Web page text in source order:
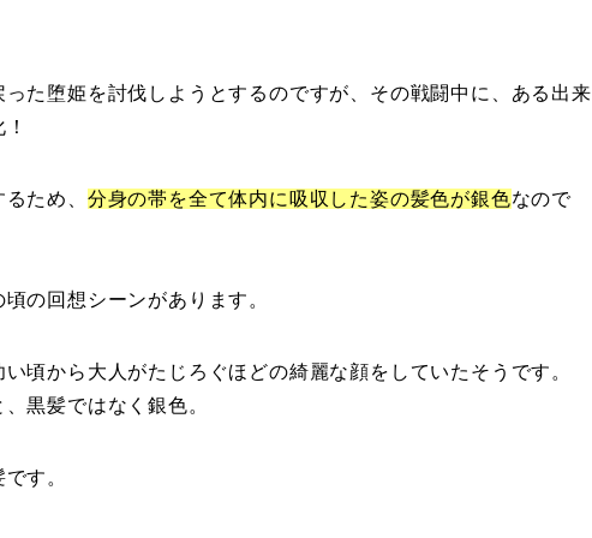
た堕姫を討伐しようとするのですが、その戦闘中に、ある出来
ため、 分身の帯を全て体内に吸収した姿の髪色が銀色なので
の回想シーンがあります。
頃から大人がたじろぐほどの綺麗な顔をしていたそうです。
黒髪ではなく銀色。
す。